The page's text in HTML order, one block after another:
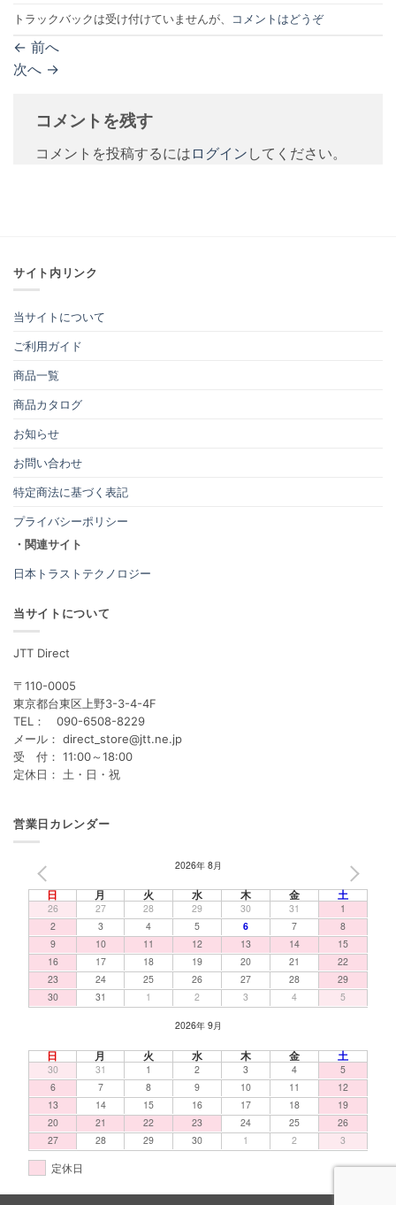
トラックバックは受け付けていませんが、 コメントはどうぞ
← 前へ
次へ →
コメントを残す
コメントを投稿するには ログイン してください。
サイト内リンク
当サイトについて
ご利用ガイド
商品一覧
商品カタログ
お知らせ
お問い合わせ
特定商法に基づく表記
プライバシーポリシー
・関連サイト
日本トラストテクノロジー
当サイトについて
JTT Direct
〒110-0005
東京都台東区上野3-3-4-4F
TEL： 090-6508-8229
メール： direct_store@jtt.ne.jp
受 付： 11:00～18:00
定休日： 土・日・祝
営業日カレンダー
2026年 8月
日 月 火 水 木 金 土
26 27 28 29 30 31
1
2
3 4 5 6 7
8
9
10 11 12 13 14
15
16
17 18 19 20 21
22
23
24 25 26 27 28
29
30
31 1 2 3 4 5
2026年 9月
日 月 火 水 木 金 土
30 31 1 2 3 4
5
6
7 8 9 10 11
12
13
14 15 16 17 18
19
20
21 22 23 24 25
26
27
28 29 30 1 2 3
定休日